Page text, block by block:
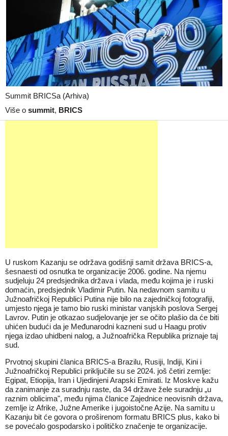
Summit BRICSa (Arhiva)
Više o summit, BRICS
U ruskom Kazanju se održava godišnji samit država BRICS-a,
šesnaesti od osnutka te organizacije 2006. godine. Na njemu
sudjeluju 24 predsjednika država i vlada, među kojima je i ruski
domaćin, predsjednik Vladimir Putin. Na nedavnom samitu u
Južnoafričkoj Republici Putina nije bilo na zajedničkoj fotografiji,
umjesto njega je tamo bio ruski ministar vanjskih poslova Sergej
Lavrov. Putin je otkazao sudjelovanje jer se očito plašio da će biti
uhićen budući da je Međunarodni kazneni sud u Haagu protiv
njega izdao uhidbeni nalog, a Južnoafrička Republika priznaje taj
sud.
Prvotnoj skupini članica BRICS-a Brazilu, Rusiji, Indiji, Kini i
Južnoafričkoj Republici priključile su se 2024. još četiri zemlje:
Egipat, Etiopija, Iran i Ujedinjeni Arapski Emirati. Iz Moskve kažu
da zanimanje za suradnju raste, da 34 države žele suradnju „u
raznim oblicima", među njima članice Zajednice neovisnih država,
zemlje iz Afrike, Južne Amerike i jugoistočne Azije. Na samitu u
Kazanju bit će govora o proširenom formatu BRICS plus, kako bi
se povećalo gospodarsko i političko značenje te organizacije.